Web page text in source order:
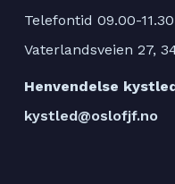
Telefontid 09.00-
Vaterlandsveien 27,
Henvendelse
kystled@oslofjf.no